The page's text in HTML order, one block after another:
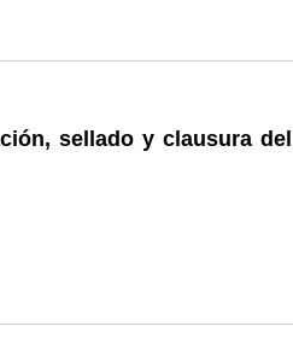
sellado y clausura del